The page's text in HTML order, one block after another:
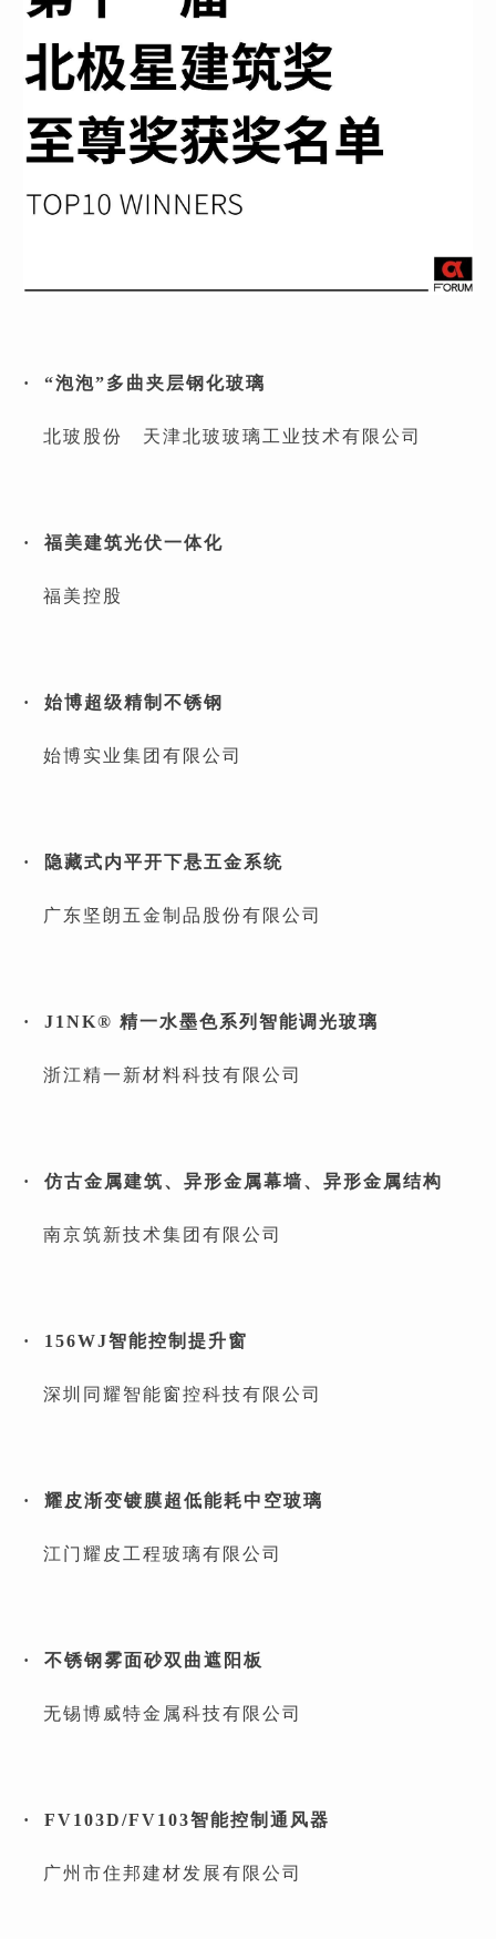
· “泡泡”多曲夹层钢化玻璃
北玻股份 天津北玻玻璃工业技术有限公司
· 福美建筑光伏一体化
福美控股
· 始博超级精制不锈钢
始博实业集团有限公司
· 隐藏式内平开下悬五金系统
广东坚朗五金制品股份有限公司
· J1NK® 精一水墨色系列智能调光玻璃
浙江精一新材料科技有限公司
· 仿古金属建筑、异形金属幕墙、异形金属结构
南京筑新技术集团有限公司
· 156WJ智能控制提升窗
深圳同耀智能窗控科技有限公司
· 耀皮渐变镀膜超低能耗中空玻璃
江门耀皮工程玻璃有限公司
· 不锈钢雾面砂双曲遮阳板
无锡博威特金属科技有限公司
· FV103D/FV103智能控制通风器
广州市住邦建材发展有限公司